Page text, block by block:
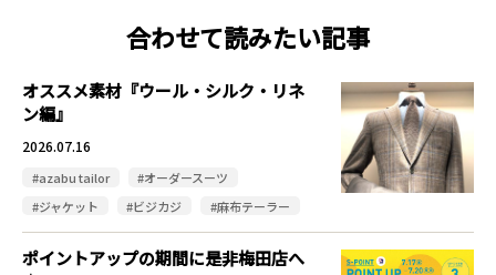
合わせて読みたい記事
オススメ素材『ウール・シルク・リネ
ン編』
2026.07.16
#azabu tailor
#オーダースーツ
#ジャケット
#ビジカジ #麻布テーラー
ポイントアップの期間に是非梅田店へ